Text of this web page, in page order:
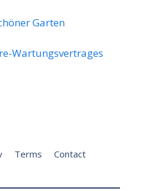
Garten
Wartungsvertrages
Terms Contact